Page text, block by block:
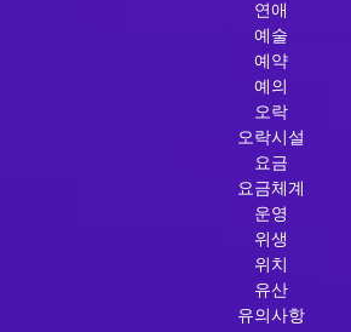
연애
예술
예약
예의
오락
오락시설
요금
요금체계
운영
위생
위치
유산
유의사항